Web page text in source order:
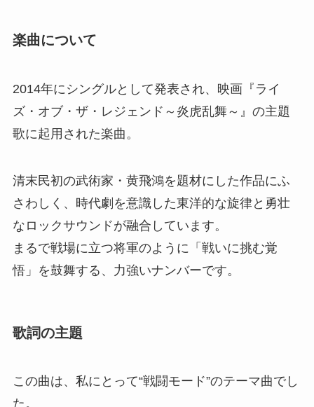
楽曲について
2014年にシングルとして発表され、映画『ライ
ズ・オブ・ザ・レジェンド～炎虎乱舞～』の主題
歌に起用された楽曲。
清末民初の武術家・黄飛鴻を題材にした作品にふ
さわしく、時代劇を意識した東洋的な旋律と勇壮
なロックサウンドが融合しています。
まるで戦場に立つ将軍のように「戦いに挑む覚
悟」を鼓舞する、力強いナンバーです。
歌詞の主題
この曲は、私にとって“戦闘モード”のテーマ曲でし
た。